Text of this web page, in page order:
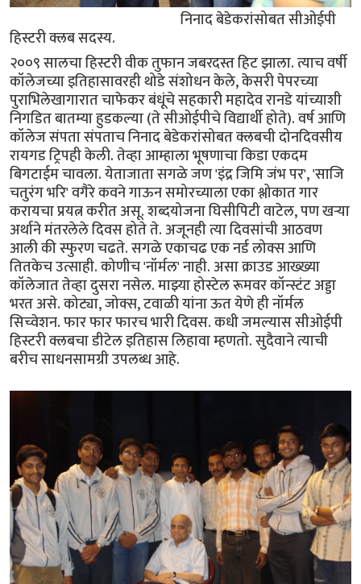
निनाद बेडेकरांसोबत सीओईपी
हिस्टरी क्लब सदस्य.
२००९ सालचा हिस्टरी वीक तुफान जबरदस्त हिट झाला. त्याच वर्षी
कॉलेजच्या इतिहासावरही थोडे संशोधन केले, केसरी पेपरच्या
पुराभिलेखागारात चाफेकर बंधूंचे सहकारी महादेव रानडे यांच्याशी
निगडित बातम्या हुडकल्या (ते सीओईपीचे विद्यार्थी होते). वर्ष आणि
कॉलेज संपता संपताच निनाद बेडेकरांसोबत क्लबची दोनदिवसीय
रायगड ट्रिपही केली. तेव्हा आम्हाला भूषणाचा किडा एकदम
बिगटाईम चावला. येताजाता सगळे जण 'इंद्र जिमि जंभ पर', 'साजि
चतुरंग भरि' वगैरे कवने गाऊन समोरच्याला एका श्लोकात गार
करायचा प्रयत्न करीत असू. शब्दयोजना घिसीपिटी वाटेल, पण खर्‍या
अर्थाने मंतरलेले दिवस होते ते. अजूनही त्या दिवसांची आठवण
आली की स्फुरण चढते. सगळे एकाचढ एक नर्ड लोक्स आणि
तितकेच उत्साही. कोणीच 'नॉर्मल' नाही. असा क्राउड आख्ख्या
कॉलेजात तेव्हा दुसरा नसेल. माझ्या होस्टेल रूमवर कॉन्स्टंट अड्डा
भरत असे. कोट्या, जोक्स, टवाळी यांना ऊत येणे ही नॉर्मल
सिच्वेशन. फार फार फारच भारी दिवस. कधी जमल्यास सीओईपी
हिस्टरी क्लबचा डीटेल इतिहास लिहावा म्हणतो. सुदैवाने त्याची
बरीच साधनसामग्री उपलब्ध आहे.